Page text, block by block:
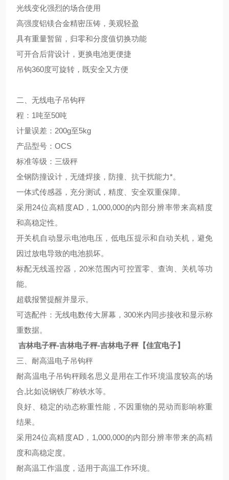
光线变化强烈的场合使用
高强度铝镁合金精密压铸，美观轻盈
具有重量暂留，归零和分度值切换功能
可开合后背设计，更换电池更便捷
吊钩360度可旋转，既安全又方便
二、无线电子吊钩秤
程：1吨至50吨
计量误差：200g至5kg
产品型号：OCS
标准等级：三级秤
全钢防撞设计，无缝焊接，防撞、抗干扰能力*。
一体式传感器，充分测试，精度、安全双重保障。
采用24位高精度AD，1,000,000的内部分辨率带来高精度
和高稳定性。
开关机自动显示电池电压，低电压提示和自动关机，避免
因过放电导致的电池损坏。
标配无线遥控器，20米范围内可控置零、查询、关机等功
能。
超载报警提醒并显示。
可选配件：无线电数传大屏幕，300米内同步接收和显示称
重数据。
吉林电子秤-吉林电子秤-吉林电子秤【佳宜电子】
三、耐高温电子吊钩秤
耐高温电子吊钩秤顾名思义是用在工作环境温度较高的场
合,比如说钢铁厂称铁水等。
良好、稳定的动态称重性能，不因重物的晃动而影响称重
结果。
采用24位高精度AD，1,000,000的内部分辨率带来的高精
度和高稳定度。
耐高温工作温度，适用于高温工作环境。